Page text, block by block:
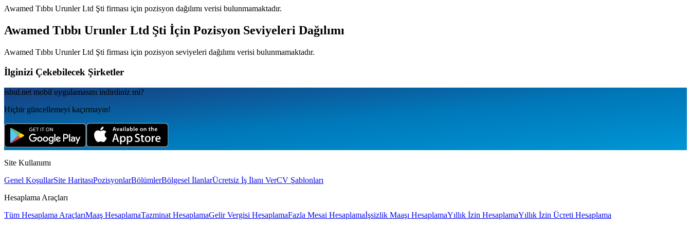
Awamed Tıbbı Urunler Ltd Şti firması için pozisyon dağılımı verisi bulunmamaktadır.
Awamed Tıbbı Urunler Ltd Şti İçin Pozisyon Seviyeleri Dağılımı
Awamed Tıbbı Urunler Ltd Şti firması için pozisyon seviyeleri dağılımı verisi bulunmamaktadır.
İlginizi Çekebilecek Şirketler
isbul.net mobil uygulamаsını indirdiniz mi?
Hiçbir güncellemeyi kaçırmayın!
Site Kullanımı
Genel KoşullarSite HaritasıPozisyonlarBölümlerBölgesel İlanlarÜcretsiz İş İlanı VerCV Şablonları
Hesaplama Araçları
Tüm Hesaplama AraçlarıMaaş HesaplamaTazminat HesaplamaGelir Vergisi HesaplamaFazla Mesai Hesaplamaİşsizlik Maaşı HesaplamaYıllık İzin HesaplamaYıllık İzin Ücreti Hesaplama